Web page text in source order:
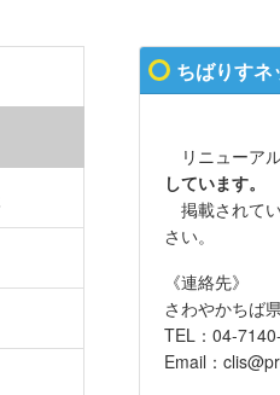
ちばりす
リニューア
しています。
掲載されて
さい。
《連絡先》
さわやかちば
TEL：04-
Email：